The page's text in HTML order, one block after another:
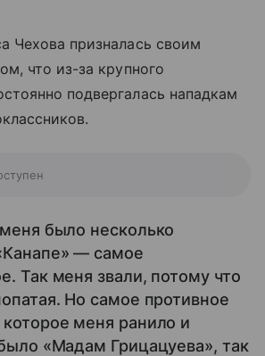
Чехова призналась своим
что из-за крупного
подвергалась нападкам
было несколько
— самое
Так меня звали, потому что
Но самое противное
меня ранило и
«Мадам Грицацуева», так